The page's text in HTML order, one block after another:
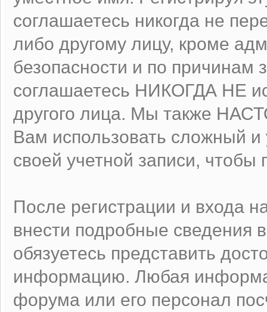
соглашаетесь никогда не
либо другому лицу, кроме
безопасности и по причинам
соглашаетесь НИКОГДА НЕ
другого лица. Мы также
Вам использовать сложный
своей учетной записи, чтобы
После регистрации и входа
внести подробные сведения
обязуетесь представить
информацию. Любая
форума или его персонал